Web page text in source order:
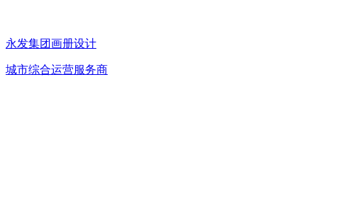
永发集团画册设计
城市综合运营服务商